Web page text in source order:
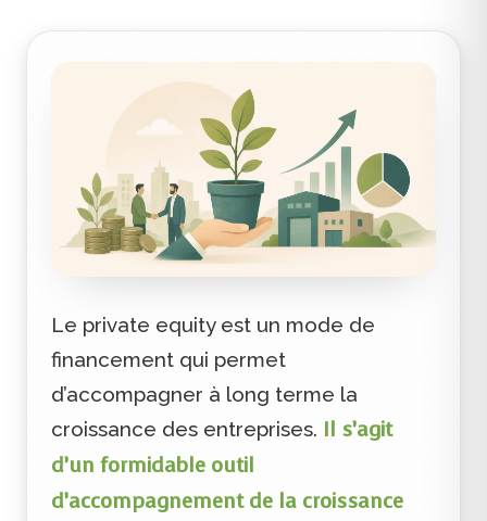
Le private equity est un mode de
financement qui permet
d’accompagner à long terme la
croissance des entreprises. Il s’agit
d’un formidable outil
d’accompagnement de la croissance